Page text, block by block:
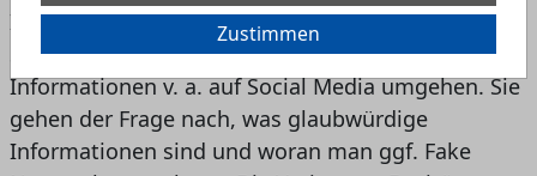
Informationskompetenz zu hinterfragen. Die
Schülerinnen und Schüler reflektieren, wie sie mit
Informationen v. a. auf Social Media umgehen. Sie
gehen der Frage nach, was glaubwürdige
Informationen sind und woran man ggf. Fake
Zustimmen